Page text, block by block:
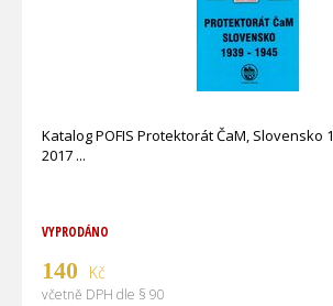
Katalog POFIS Protektorát ČaM, Slovensko 1939-
2017
VYPRODÁNO
140 Kč
včetně DPH dle § 90